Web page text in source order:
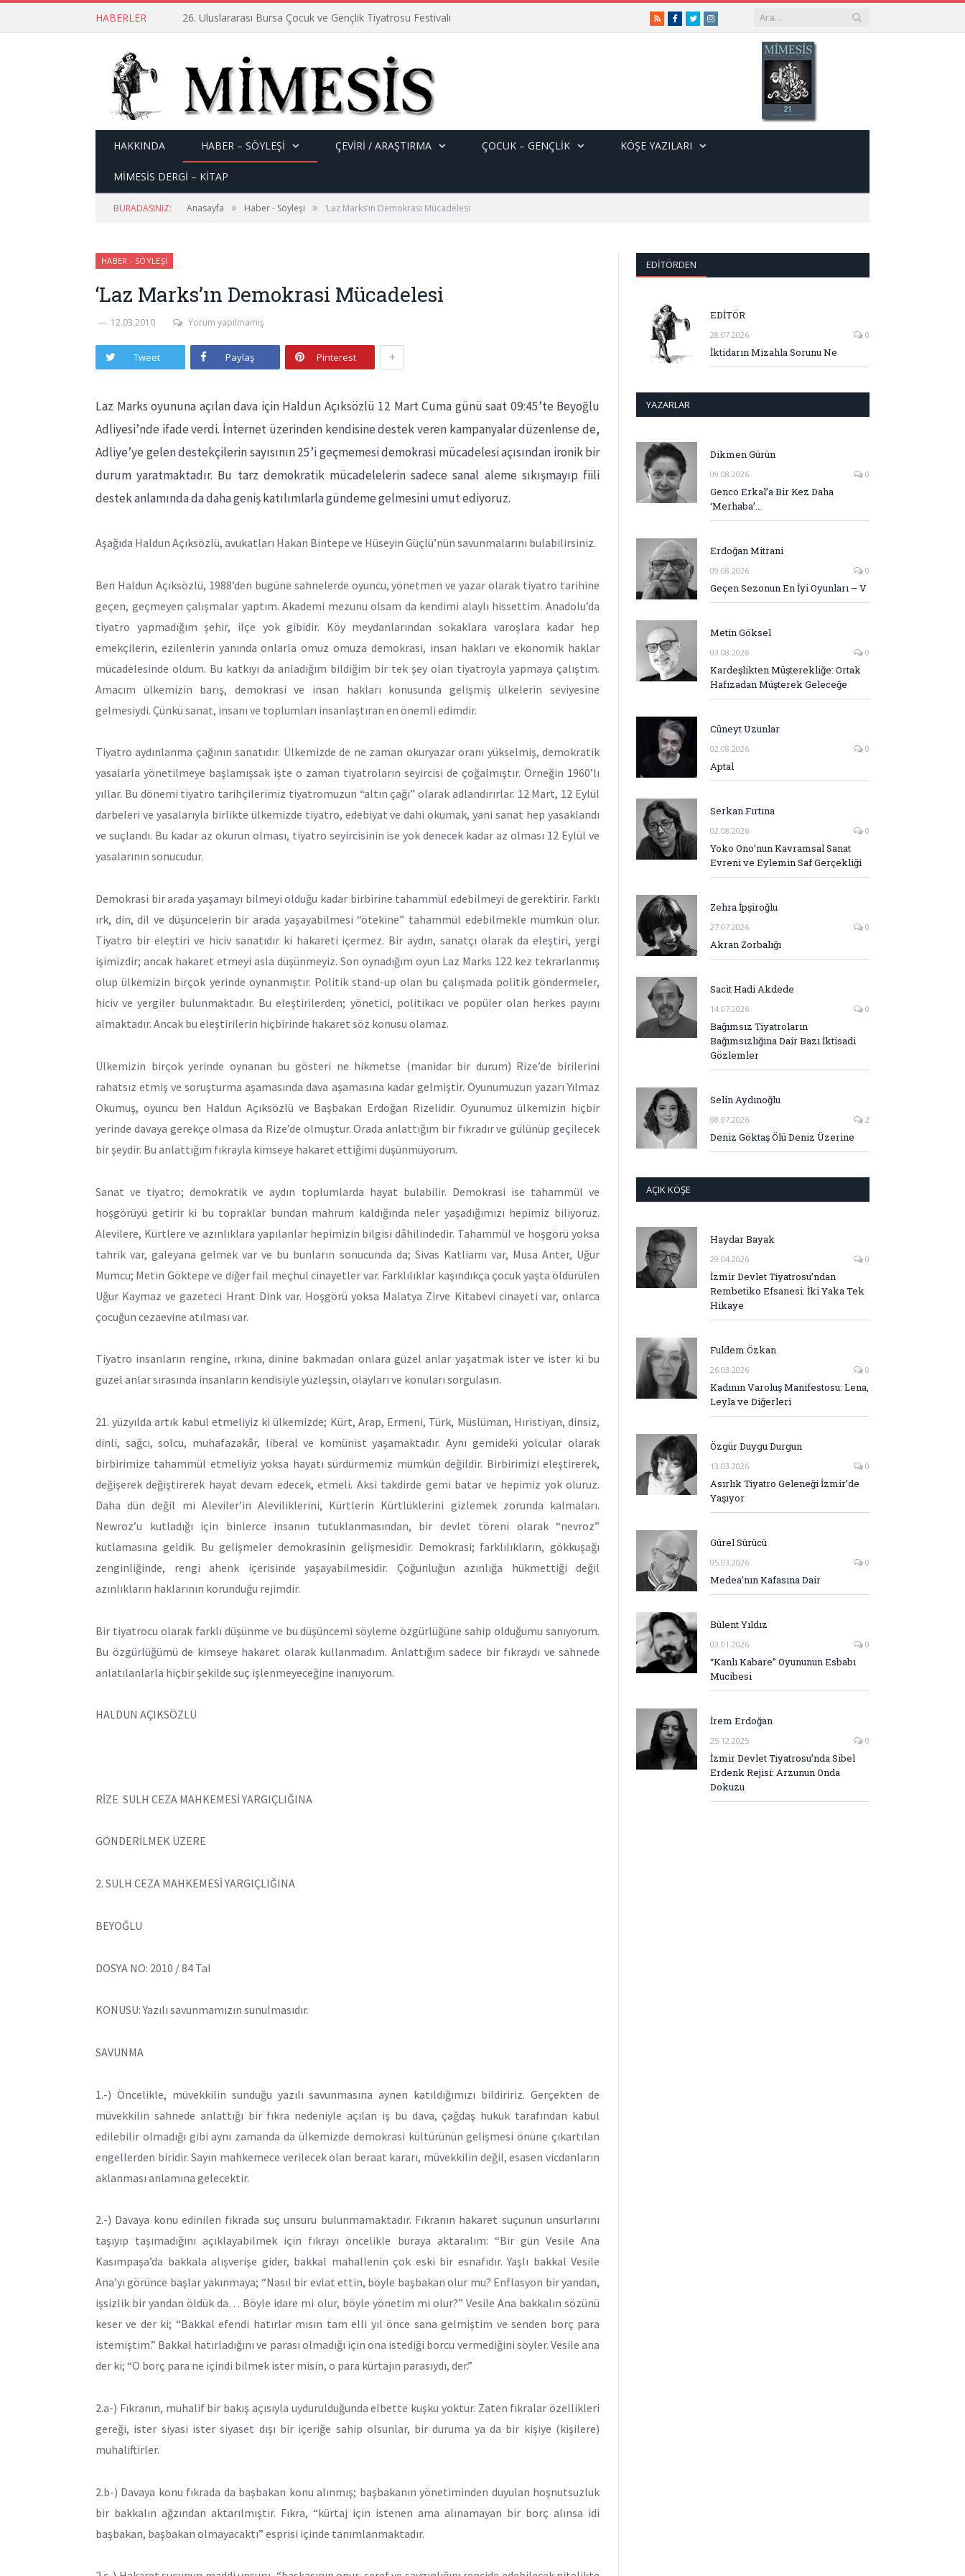
HABERLER 26. Uluslararası Bursa Çocuk ve Gençlik Tiyatrosu Festivali RSSFacebook
TwitterInstagram
HAKKINDA HABER – SÖYLEŞI ÇEVİRİ / ARAŞTIRMA ÇOCUK – GENÇLIK KÖŞE YAZILARI
MİMESİS DERGİ – KİTAP
BURADASINIZ: Anasayfa » Haber - Söyleşi » ‘Laz Marks’ın Demokrasi Mücadelesi
HABER - SÖYLEŞI
‘Laz Marks’ın Demokrasi Mücadelesi
12.03.2010 Yorum yapılmamış
Tweet Paylaş Pinterest +
Laz Marks oyununa açılan dava için Haldun Açıksözlü 12 Mart Cuma günü saat 09:45’te Beyoğlu
Adliyesi’nde ifade verdi. İnternet üzerinden kendisine destek veren kampanyalar düzenlense de,
Adliye’ye gelen destekçilerin sayısının 25’i geçmemesi demokrasi mücadelesi açısından ironik bir
durum yaratmaktadır. Bu tarz demokratik mücadelelerin sadece sanal aleme sıkışmayıp fiili
destek anlamında da daha geniş katılımlarla gündeme gelmesini umut ediyoruz.
Aşağıda Haldun Açıksözlü, avukatları Hakan Bintepe ve Hüseyin Güçlü’nün savunmalarını bulabilirsiniz.
Ben Haldun Açıksözlü, 1988’den bugüne sahnelerde oyuncu, yönetmen ve yazar olarak tiyatro tarihine
geçen, geçmeyen çalışmalar yaptım. Akademi mezunu olsam da kendimi alaylı hissettim. Anadolu’da
tiyatro yapmadığım şehir, ilçe yok gibidir. Köy meydanlarından sokaklara varoşlara kadar hep
emekçilerin, ezilenlerin yanında onlarla omuz omuza demokrasi, insan hakları ve ekonomik haklar
mücadelesinde oldum. Bu katkıyı da anladığım bildiğim bir tek şey olan tiyatroyla yapmaya çalıştım.
Amacım ülkemizin barış, demokrasi ve insan hakları konusunda gelişmiş ülkelerin seviyesine
gelmesiydi. Çünkü sanat, insanı ve toplumları insanlaştıran en önemli edimdir.
Tiyatro aydınlanma çağının sanatıdır. Ülkemizde de ne zaman okuryazar oranı yükselmiş, demokratik
yasalarla yönetilmeye başlamışsak işte o zaman tiyatroların seyircisi de çoğalmıştır. Örneğin 1960’lı
yıllar. Bu dönemi tiyatro tarihçilerimiz tiyatromuzun “altın çağı” olarak adlandırırlar. 12 Mart, 12 Eylül
darbeleri ve yasalarıyla birlikte ülkemizde tiyatro, edebiyat ve dahi okumak, yani sanat hep yasaklandı
ve suçlandı. Bu kadar az okurun olması, tiyatro seyircisinin ise yok denecek kadar az olması 12 Eylül ve
yasalarının sonucudur.
Demokrasi bir arada yaşamayı bilmeyi olduğu kadar birbirine tahammül edebilmeyi de gerektirir. Farklı
ırk, din, dil ve düşüncelerin bir arada yaşayabilmesi “ötekine” tahammül edebilmekle mümkün olur.
Tiyatro bir eleştiri ve hiciv sanatıdır ki hakareti içermez. Bir aydın, sanatçı olarak da eleştiri, yergi
işimizdir; ancak hakaret etmeyi asla düşünmeyiz. Son oynadığım oyun Laz Marks 122 kez tekrarlanmış
olup ülkemizin birçok yerinde oynanmıştır. Politik stand-up olan bu çalışmada politik göndermeler,
hiciv ve yergiler bulunmaktadır. Bu eleştirilerden; yönetici, politikacı ve popüler olan herkes payını
almaktadır. Ancak bu eleştirilerin hiçbirinde hakaret söz konusu olamaz.
Ülkemizin birçok yerinde oynanan bu gösteri ne hikmetse (manidar bir durum) Rize’de birilerini
rahatsız etmiş ve soruşturma aşamasında dava aşamasına kadar gelmiştir. Oyunumuzun yazarı Yılmaz
Okumuş, oyuncu ben Haldun Açıksözlü ve Başbakan Erdoğan Rizelidir. Oyunumuz ülkemizin hiçbir
yerinde davaya gerekçe olmasa da Rize’de olmuştur. Orada anlattığım bir fıkradır ve gülünüp geçilecek
bir şeydir. Bu anlattığım fıkrayla kimseye hakaret ettiğimi düşünmüyorum.
Sanat ve tiyatro; demokratik ve aydın toplumlarda hayat bulabilir. Demokrasi ise tahammül ve
hoşgörüyü getirir ki bu topraklar bundan mahrum kaldığında neler yaşadığımızı hepimiz biliyoruz.
Alevilere, Kürtlere ve azınlıklara yapılanlar hepimizin bilgisi dâhilindedir. Tahammül ve hoşgörü yoksa
tahrik var, galeyana gelmek var ve bu bunların sonucunda da; Sivas Katliamı var, Musa Anter, Uğur
Mumcu; Metin Göktepe ve diğer fail meçhul cinayetler var. Farklılıklar kaşındıkça çocuk yaşta öldürülen
Uğur Kaymaz ve gazeteci Hrant Dink var. Hoşgörü yoksa Malatya Zirve Kitabevi cinayeti var, onlarca
çocuğun cezaevine atılması var.
Tiyatro insanların rengine, ırkına, dinine bakmadan onlara güzel anlar yaşatmak ister ve ister ki bu
güzel anlar sırasında insanların kendisiyle yüzleşsin, olayları ve konuları sorgulasın.
21. yüzyılda artık kabul etmeliyiz ki ülkemizde; Kürt, Arap, Ermeni, Türk, Müslüman, Hıristiyan, dinsiz,
dinli, sağcı, solcu, muhafazakâr, liberal ve komünist yaşamaktadır. Aynı gemideki yolcular olarak
birbirimize tahammül etmeliyiz yoksa hayatı sürdürmemiz mümkün değildir. Birbirimizi eleştirerek,
değişerek değiştirerek hayat devam edecek, etmeli. Aksi takdirde gemi batar ve hepimiz yok oluruz.
Daha dün değil mi Aleviler’in Aleviliklerini, Kürtlerin Kürtlüklerini gizlemek zorunda kalmaları.
Newroz’u kutladığı için binlerce insanın tutuklanmasından, bir devlet töreni olarak “nevroz”
kutlamasına geldik. Bu gelişmeler demokrasinin gelişmesidir. Demokrasi; farklılıkların, gökkuşağı
zenginliğinde, rengi ahenk içerisinde yaşayabilmesidir. Çoğunluğun azınlığa hükmettiği değil
azınlıkların haklarının korunduğu rejimdir.
Bir tiyatrocu olarak farklı düşünme ve bu düşüncemi söyleme özgürlüğüne sahip olduğumu sanıyorum.
Bu özgürlüğümü de kimseye hakaret olarak kullanmadım. Anlattığım sadece bir fıkraydı ve sahnede
anlatılanlarla hiçbir şekilde suç işlenmeyeceğine inanıyorum.
HALDUN AÇIKSÖZLÜ
RİZE SULH CEZA MAHKEMESİ YARGIÇLIĞINA
GÖNDERİLMEK ÜZERE
2. SULH CEZA MAHKEMESİ YARGIÇLIĞINA
BEYOĞLU
DOSYA NO: 2010 / 84 Tal
KONUSU: Yazılı savunmamızın sunulmasıdır.
SAVUNMA
1.-) Öncelikle, müvekkilin sunduğu yazılı savunmasına aynen katıldığımızı bildiririz. Gerçekten de
müvekkilin sahnede anlattığı bir fıkra nedeniyle açılan iş bu dava, çağdaş hukuk tarafından kabul
edilebilir olmadığı gibi aynı zamanda da ülkemizde demokrasi kültürünün gelişmesi önüne çıkartılan
engellerden biridir. Sayın mahkemece verilecek olan beraat kararı, müvekkilin değil, esasen vicdanların
aklanması anlamına gelecektir.
2.-) Davaya konu edinilen fıkrada suç unsuru bulunmamaktadır. Fıkranın hakaret suçunun unsurlarını
taşıyıp taşımadığını açıklayabilmek için fıkrayı öncelikle buraya aktaralım: “Bir gün Vesile Ana
Kasımpaşa’da bakkala alışverişe gider, bakkal mahallenin çok eski bir esnafıdır. Yaşlı bakkal Vesile
Ana’yı görünce başlar yakınmaya; “Nasıl bir evlat ettin, böyle başbakan olur mu? Enflasyon bir yandan,
işsizlik bir yandan öldük da… Böyle idare mi olur, böyle yönetim mi olur?” Vesile Ana bakkalın sözünü
keser ve der ki; “Bakkal efendi hatırlar mısın tam elli yıl önce sana gelmiştim ve senden borç para
istemiştim.” Bakkal hatırladığını ve parası olmadığı için ona istediği borcu vermediğini söyler. Vesile ana
der ki; “O borç para ne içindi bilmek ister misin, o para kürtajın parasıydı, der.”
2.a-) Fıkranın, muhalif bir bakış açısıyla uydurulduğunda elbette kuşku yoktur. Zaten fıkralar özellikleri
gereği, ister siyasi ister siyaset dışı bir içeriğe sahip olsunlar, bir duruma ya da bir kişiye (kişilere)
muhaliftirler.
2.b-) Davaya konu fıkrada da başbakan konu alınmış; başbakanın yönetiminden duyulan hoşnutsuzluk
bir bakkalın ağzından aktarılmıştır. Fıkra, “kürtaj için istenen ama alınamayan bir borç alınsa idi
başbakan, başbakan olmayacaktı” esprisi içinde tanımlanmaktadır.
EDITÖRDEN
EDİTÖR
28.07.2026 0
İktidarın Mizahla Sorunu Ne
YAZARLAR
Dikmen Gürün
09.08.2026 0
Genco Erkal’a Bir Kez Daha
‘Merhaba’…
Erdoğan Mitrani
09.08.2026 0
Geçen Sezonun En İyi Oyunları – V
Metin Göksel
03.08.2026 0
Kardeşlikten Müşterekliğe: Ortak
Hafızadan Müşterek Geleceğe
Cüneyt Uzunlar
02.08.2026 0
Aptal
Serkan Fırtına
02.08.2026 0
Yoko Ono’nun Kavramsal Sanat
Evreni ve Eylemin Saf Gerçekliği
Zehra İpşiroğlu
27.07.2026 0
Akran Zorbalığı
Sacit Hadi Akdede
14.07.2026 0
Bağımsız Tiyatroların
Bağımsızlığına Dair Bazı İktisadi
Gözlemler
Selin Aydınoğlu
08.07.2026 2
Deniz Göktaş Ölü Deniz Üzerine
AÇIK KÖŞE
Haydar Bayak
29.04.2026 0
İzmir Devlet Tiyatrosu’ndan
Rembetiko Efsanesi: İki Yaka Tek
Hikaye
Fuldem Özkan
26.03.2026 0
Kadının Varoluş Manifestosu: Lena,
Leyla ve Diğerleri
Özgür Duygu Durgun
13.03.2026 0
Asırlık Tiyatro Geleneği İzmir’de
Yaşıyor
Gürel Sürücü
05.03.2026 0
Medea’nın Kafasına Dair
Bülent Yıldız
03.01.2026 0
“Kanlı Kabare” Oyununun Esbabı
Mucibesi
İrem Erdoğan
25.12.2025 0
İzmir Devlet Tiyatrosu’nda Sibel
Erdenk Rejisi: Arzunun Onda
Dokuzu